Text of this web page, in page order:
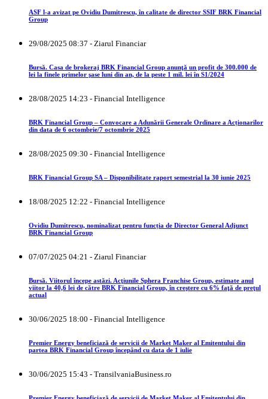
ASF l-a avizat pe Ovidiu Dumitrescu, în calitate de director SSIF BRK Financial
Group
29/08/2025 08:37 - Ziarul Financiar
Bursă. Casa de brokeraj BRK Financial Group anunţă un profit de 300.000 de
lei la finele primelor şase luni din an, de la peste 1 mil. lei în S1/2024
28/08/2025 14:23 - Financial Intelligence
BRK Financial Group – Convocare a Adunării Generale Ordinare a Acționarilor
din data de 6 octombrie/7 octombrie 2025
28/08/2025 09:30 - Financial Intelligence
BRK Financial Group SA – Disponibilitate raport semestrial la 30 iunie 2025
18/08/2025 12:22 - Financial Intelligence
Ovidiu Dumitrescu, nominalizat pentru funcția de Director General Adjunct
BRK Financial Group
07/07/2025 04:21 - Ziarul Financiar
Bursă. Viitorul începe astăzi. Acţiunile Sphera Franchise Group, estimate anul
viitor la 40,6 lei de către BRK Financial Group, în creştere cu 6% faţă de preţul
actual
30/06/2025 18:00 - Financial Intelligence
Premier Energy beneficiază de servicii de Market Maker al Emitentului din
partea BRK Financial Group începând cu data de 1 iulie
30/06/2025 15:43 - TransilvaniaBusiness.ro